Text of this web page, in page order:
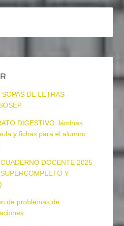
DE LETRAS -
DIGESTIVO: láminas
y fichas para el alumno
DOCENTE 2025
Y
de problemas de